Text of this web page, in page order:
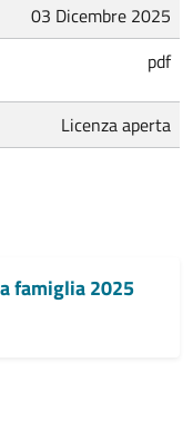
03 Dicembre 2025
pdf
Licenza aperta
famiglia 2025